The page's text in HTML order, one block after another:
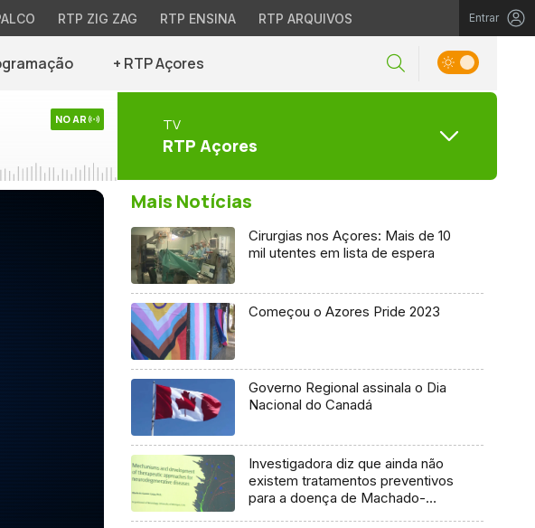
RTP ZIG ZAG RTP ENSINA RTP ARQUIVOS Entrar
+ RTP Açores
NO AR TV
RTP Açores
Mais Notícias
Cirurgias nos Açores: Mais de 10
mil utentes em lista de espera
Começou o Azores Pride 2023
Governo Regional assinala o Dia
Nacional do Canadá
Investigadora diz que ainda não
existem tratamentos preventivos
para a doença de Machado-